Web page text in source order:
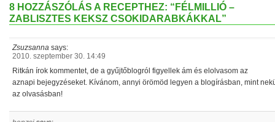
8 HOZZÁSZÓLÁS A RECEPTHEZ: “FÉLMILLIÓ –
ZABLISZTES KEKSZ CSOKIDARABKÁKKAL”
Zsuzsanna says:
2010. szeptember 30. 14:49
Ritkán írok kommentet, de a gyűjtőblogról figyellek ám és elolvasom az
aznapi bejegyzéseket. Kívánom, annyi örömöd legyen a blogírásban, mint
az olvasásban!